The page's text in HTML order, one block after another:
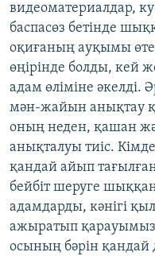
видеоматериалдар,
баспасөз бетінде
оқиғаның ауқымы өте
өңірінде болды, кей
адам өліміне әкелді.
мән-жайын анықтау
оның неден, қашан
анықталуы тиіс.
қандай айып
бейбіт шеруге
адамдарды, кәнігі
ажыратып қарауымыз
осының бәрін қандай